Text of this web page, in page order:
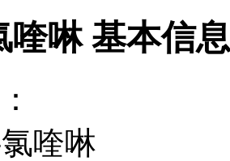
喹啉 基本信息
喹啉